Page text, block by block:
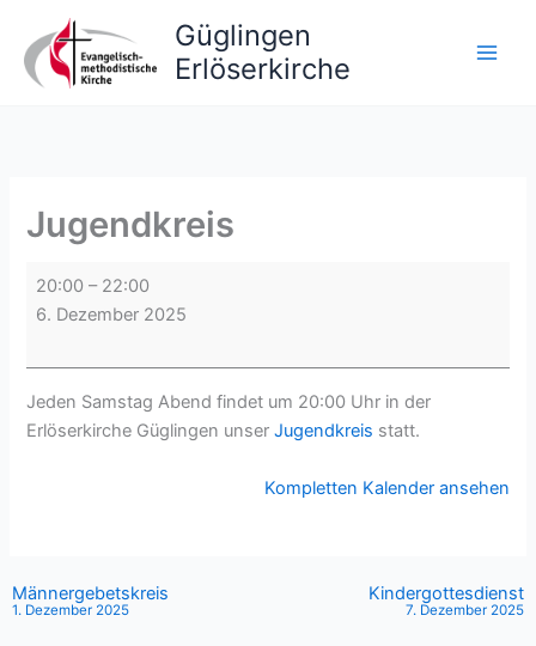
Inhalt
springen
Güglingen
Erlöserkirche
Jugendkreis
Jugendkreis
20:00 – 22:00
6. Dezember 2025
Jeden Samstag Abend findet um 20:00 Uhr in der
Erlöserkirche Güglingen unserJugendkreis statt.
Kompletten Kalender ansehen
Männer­­gebets­­kreis
1. Dezember 2025
Kindergottesdienst
7. Dezember 2025